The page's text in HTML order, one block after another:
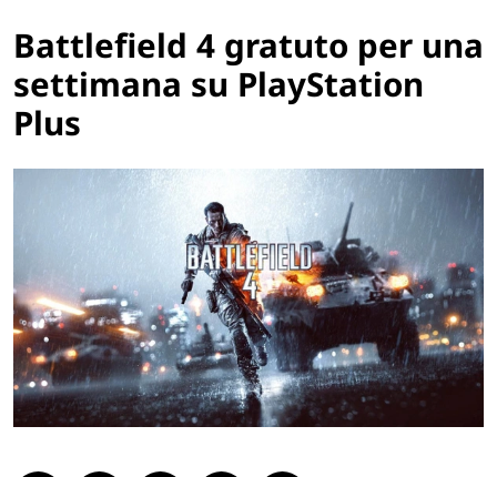
Battlefield 4 gratuto per una
settimana su PlayStation
Plus